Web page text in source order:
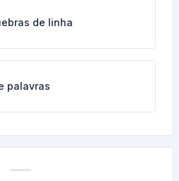
de linha
palavras